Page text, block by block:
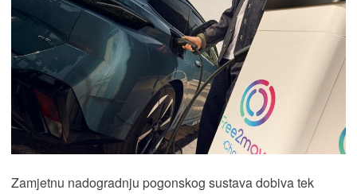
Zamjetnu nadogradnju pogonskog sustava dobiva tek